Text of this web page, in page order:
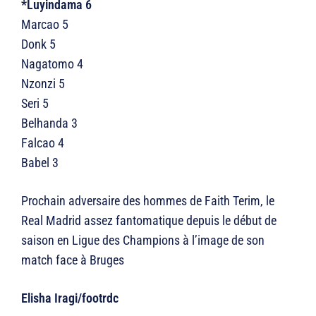
*Luyindama 6
Marcao 5
Donk 5
Nagatomo 4
Nzonzi 5
Seri 5
Belhanda 3
Falcao 4
Babel 3
Prochain adversaire des hommes de Faith Terim, le
Real Madrid assez fantomatique depuis le début de
saison en Ligue des Champions à l’image de son
match face à Bruges
Elisha Iragi/footrdc